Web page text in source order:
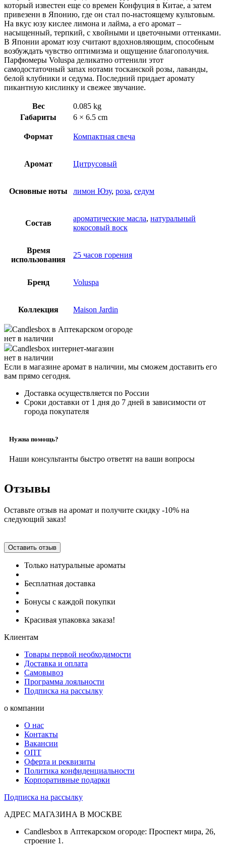
который известен еще со времен Конфуция в Китае, а затем
привезенн в Японию, где он стал по-настоящему культовым.
На вкус юзу кислее лимона и лайма, а его аромат –
насыщенный, терпкий, с хвойными и цветочными оттенками.
В Японии аромат юзу считают вдохновляющим, способным
возбуждать чувство оптимизма и ощущение благополучия.
Парфюмеры Voluspa деликатно оттенили этот
самодостаточный запах нотами тосканской розы, лаванды,
белой клубники и седума. Последний придает аромату
пикантную кислинку и свежее звучание.
Вес
0.085 kg
Габариты
6 × 6.5 cm
Формат Компактная свеча
Аромат Цитрусовый
Основные ноты лимон Юзу, роза, седум
Состав
ароматические масла, натуральный
кокосовый воск
Время
использования
25 часов горения
Бренд Voluspa
Коллекция Maison Jardin
Candlesbox в Аптекарском огороде
нет в наличии
Candlesbox интернет-магазин
нет в наличии
Если в магазине аромат в наличии, мы сможем доставить его
вам прямо сегодня.
Доставка осуществляется по России
Сроки доставки от 1 дня до 7 дней в зависимости от
города покупателя
Нужна помощь?
Наши консультанты быстро ответят на ваши вопросы
Отзывы
Оставьте отзыв на аромат и получите скидку -10% на
следующий заказ!
Оставить отзыв
Только натуральные ароматы
Бесплатная доставка
Бонусы с каждой покупки
Красивая упаковка заказа!
Клиентам
Товары первой необходимости
Доставка и оплата
Самовывоз
Программа лояльности
Подписка на рассылку
о компании
О нас
Контакты
Вакансии
ОПТ
Оферта и реквизиты
Политика конфиденциальности
Корпоративные подарки
Подписка на рассылку
АДРЕС МАГАЗИНА В МОСКВЕ
Candlesbox в Аптекарском огороде: Проспект мира, 26,
строение 1.